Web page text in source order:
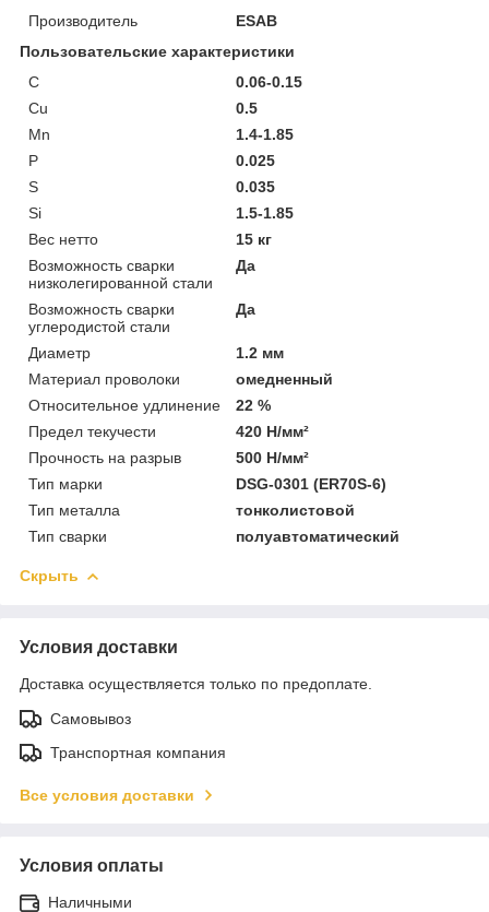
Производитель
ESAB
Пользовательские характеристики
C
0.06-0.15
Cu
0.5
Mn
1.4-1.85
P
0.025
S
0.035
Si
1.5-1.85
Вес нетто
15 кг
Возможность сварки
низколегированной стали
Да
Возможность сварки
углеродистой стали
Да
Диаметр
1.2 мм
Материал проволоки
омедненный
Относительное удлинение
22 %
Предел текучести
420 Н/мм²
Прочность на разрыв
500 Н/мм²
Тип марки
DSG-0301 (ER70S-6)
Тип металла
тонколистовой
Тип сварки
полуавтоматический
Скрыть
Условия доставки
Доставка осуществляется только по предоплате.
Самовывоз
Транспортная компания
Все условия доставки
Условия оплаты
Наличными